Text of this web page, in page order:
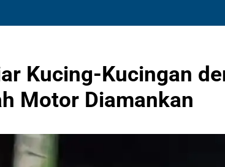
Kucing-Kucingan
Motor Diamankan